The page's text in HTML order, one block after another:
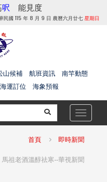
呎 能見度
民國 115 年 8 月 9 日 農曆六月廿七 星期日
山候補 航班資訊
南竿動態
海運訂位 海象預報
Toggle
首頁 即時新聞
祖老酒溫醇祛寒--華視新聞